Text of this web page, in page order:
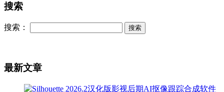
搜索
搜索：
最新文章